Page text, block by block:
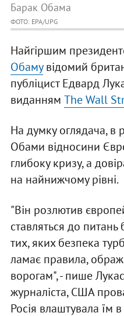
Барак Обама
ФОТО: EPA/UPG
Найгіршим
Обамувідомий
публіцист Едвард
виданням The Wall
На думку оглядача, в
Обами відносини
глибоку кризу, а
на найнижчому рівні.
"Він розлютив
ставляться до питань
тих, яких безпека
ламає правила,
ворогам", - пише
журналіста, США
Росія влаштувала їм в